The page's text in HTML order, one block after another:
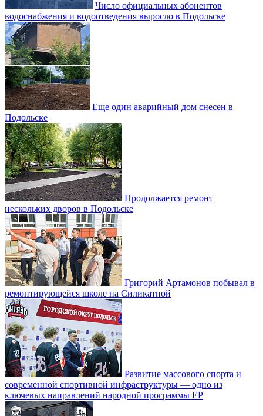
Число официальных абонентов
водоснабжения и водоотведения выросло в Подольске
Еще один аварийный дом снесен в
Подольске
Продолжается ремонт
нескольких дворов в Подольске
Григорий Артамонов побывал в
ремонтирующейся школе на Силикатной
Развитие массового спорта и
современной спортивной инфраструктуры — одно из
ключевых направлений народной программы ЕР